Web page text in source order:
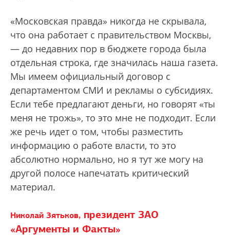
«Московская правда» никогда не скрывала,
что она работает с правительством Москвы,
— до недавних пор в бюджете города была
отдельная строка, где значилась наша газета.
Мы имеем официальный договор с
департаментом СМИ и рекламы о субсидиях.
Если тебе предлагают деньги, но говорят «ты
меня не трожь», то это мне не подходит. Если
же речь идет о том, чтобы разместить
информацию о работе власти, то это
абсолютно нормально, но я тут же могу на
другой полосе напечатать критический
материал.
Николай Зятьков, президент ЗАО
«Аргументы и Факты»